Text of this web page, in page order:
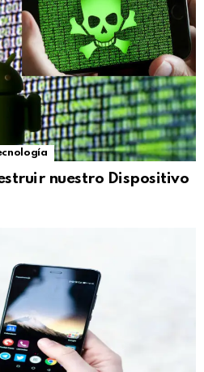
nuestro Dispositivo